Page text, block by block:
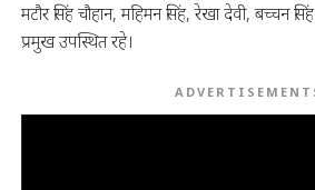
मटौर सिंह चौहान, महिमन सिंह, रेखा देवी, बच्चन
प्रमुख उपस्थित रहे।